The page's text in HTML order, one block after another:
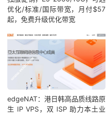
优化/标准/国际带宽，月付$57
起，免费升级优化带宽
edgeNAT：港日韩高品质线路原
生 IP VPS，双 ISP 助力本土业